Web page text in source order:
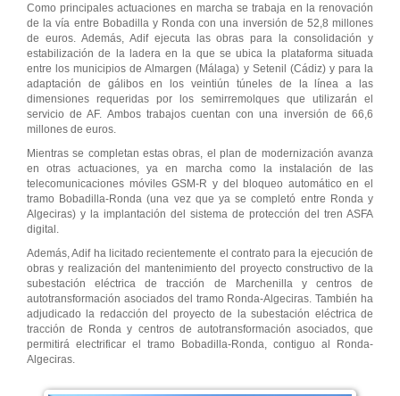
Como principales actuaciones en marcha se trabaja en la renovación
de la vía entre Bobadilla y Ronda con una inversión de 52,8 millones
de euros. Además, Adif ejecuta las obras para la consolidación y
estabilización de la ladera en la que se ubica la plataforma situada
entre los municipios de Almargen (Málaga) y Setenil (Cádiz) y para la
adaptación de gálibos en los veintiún túneles de la línea a las
dimensiones requeridas por los semirremolques que utilizarán el
servicio de AF. Ambos trabajos cuentan con una inversión de 66,6
millones de euros.
Mientras se completan estas obras, el plan de modernización avanza
en otras actuaciones, ya en marcha como la instalación de las
telecomunicaciones móviles GSM-R y del bloqueo automático en el
tramo Bobadilla-Ronda (una vez que ya se completó entre Ronda y
Algeciras) y la implantación del sistema de protección del tren ASFA
digital.
Además, Adif ha licitado recientemente el contrato para la ejecución de
obras y realización del mantenimiento del proyecto constructivo de la
subestación eléctrica de tracción de Marchenilla y centros de
autotransformación asociados del tramo Ronda-Algeciras. También ha
adjudicado la redacción del proyecto de la subestación eléctrica de
tracción de Ronda y centros de autotransformación asociados, que
permitirá electrificar el tramo Bobadilla-Ronda, contiguo al Ronda-
Algeciras.